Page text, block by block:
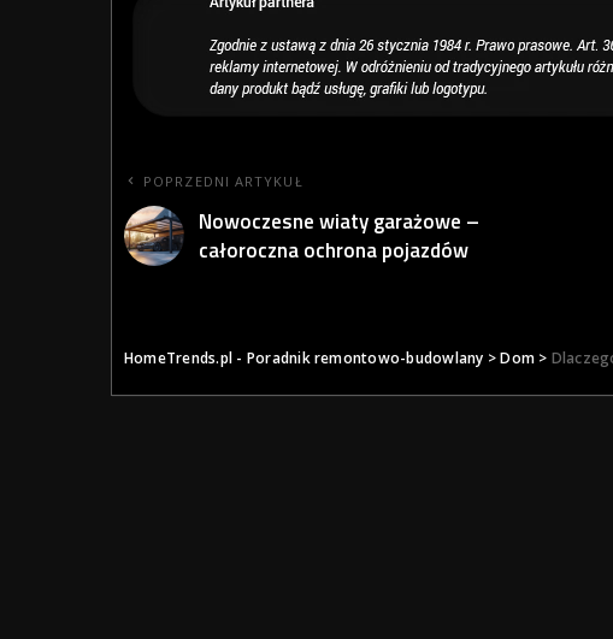
POPRZEDNI ARTYKUŁ
Nowoczesne wiaty garażowe –
całoroczna ochrona pojazdów
HomeTrends.pl - Poradnik remontowo-budowlany >Dom >